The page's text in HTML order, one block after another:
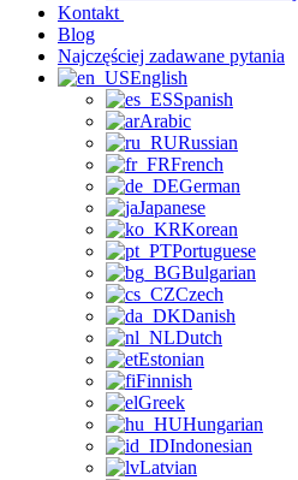
Kontakt
Blog
Najczęściej zadawane pytania
English
Spanish
Arabic
Russian
French
German
Japanese
Korean
Portuguese
Bulgarian
Czech
Danish
Dutch
Estonian
Finnish
Greek
Hungarian
Indonesian
Latvian